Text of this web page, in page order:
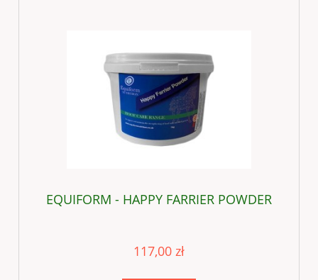
EQUIFORM - HAPPY FARRIER POWDER
117,00 zł